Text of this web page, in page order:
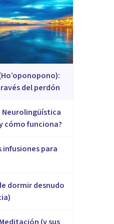
del perdón
cómo funciona?
infusiones para
dormir desnudo
(y sus